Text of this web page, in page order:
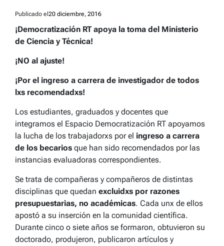
Publicado el 20 diciembre, 2016
¡Democratización RT apoya la toma del Ministerio
de Ciencia y Técnica!
¡NO al ajuste!
¡Por el ingreso a carrera de investigador de todos
lxs recomendadxs!
Los estudiantes, graduados y docentes que
integramos el Espacio Democratización RT apoyamos
la lucha de los trabajadorxs por el ingreso a carrera
de los becarios que han sido recomendados por las
instancias evaluadoras correspondientes.
Se trata de compañeras y compañeros de distintas
disciplinas que quedan excluidxs por razones
presupuestarias, no académicas. Cada unx de ellos
apostó a su inserción en la comunidad científica.
Durante cinco o siete años se formaron, obtuvieron su
doctorado, produjeron, publicaron artículos y